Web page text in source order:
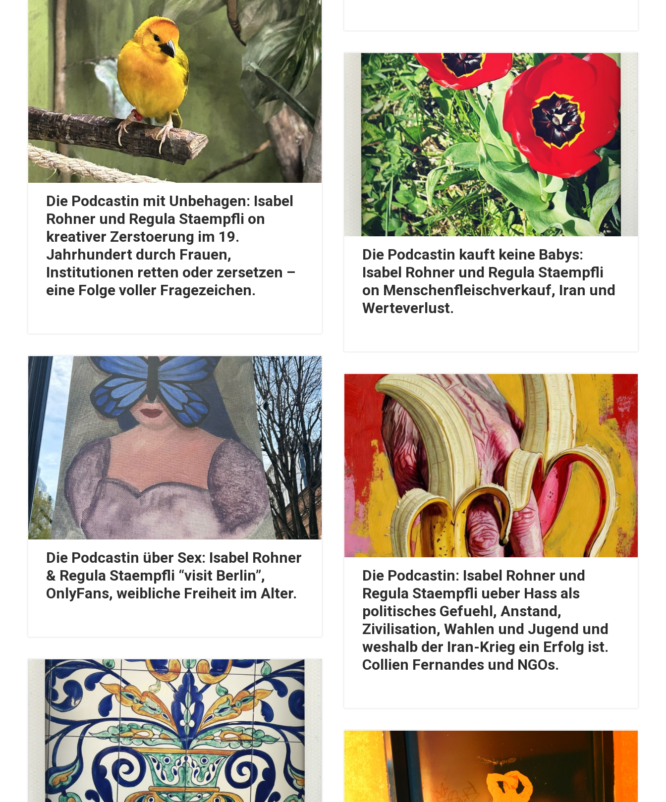
Die Podcastin mit Unbehagen: Isabel
Rohner und Regula Staempfli on
kreativer Zerstoerung im 19.
Jahrhundert durch Frauen,
Institutionen retten oder zersetzen –
eine Folge voller Fragezeichen.
Die Podcastin kauft keine Babys:
Isabel Rohner und Regula Staempfli
on Menschenfleischverkauf, Iran und
Werteverlust.
Die Podcastin über Sex: Isabel Rohner
& Regula Staempfli “visit Berlin”,
OnlyFans, weibliche Freiheit im Alter.
Die Podcastin: Isabel Rohner und
Regula Staempfli ueber Hass als
politisches Gefuehl, Anstand,
Zivilisation, Wahlen und Jugend und
weshalb der Iran-Krieg ein Erfolg ist.
Collien Fernandes und NGOs.